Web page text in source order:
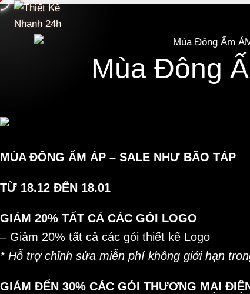
Skip
Mùa Đông
MÙA ĐÔNG ẤM ÁP – SALE NHƯ BÃO TÁP
TỪ 18.12 ĐẾN 18.01
GIẢM 20% TẤT CẢ CÁC GÓI LOGO
– Giảm 20% tất cả các gói thiết kế Logo
* Hỗ trợ chỉnh sửa miễn phí không giới hạn
GIẢM ĐẾN 30% CÁC GÓI THƯƠNG MẠI